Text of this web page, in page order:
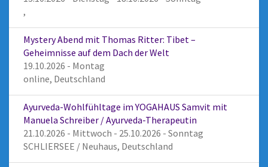
,
Mystery Abend mit Thomas Ritter: Tibet –
Geheimnisse auf dem Dach der Welt
19.10.2026 - Montag
online, Deutschland
Ayurveda-Wohlfühltage im YOGAHAUS Samvit mit
Manuela Schreiber / Ayurveda-Therapeutin
21.10.2026 - Mittwoch - 25.10.2026 - Sonntag
SCHLIERSEE / Neuhaus, Deutschland